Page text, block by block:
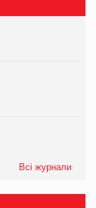
Всі журнали